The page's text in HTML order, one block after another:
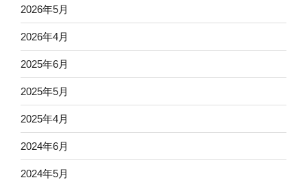
2026年5月
2026年4月
2025年6月
2025年5月
2025年4月
2024年6月
2024年5月